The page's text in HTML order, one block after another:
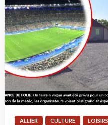
ALLIER CULTURE LOISIRS